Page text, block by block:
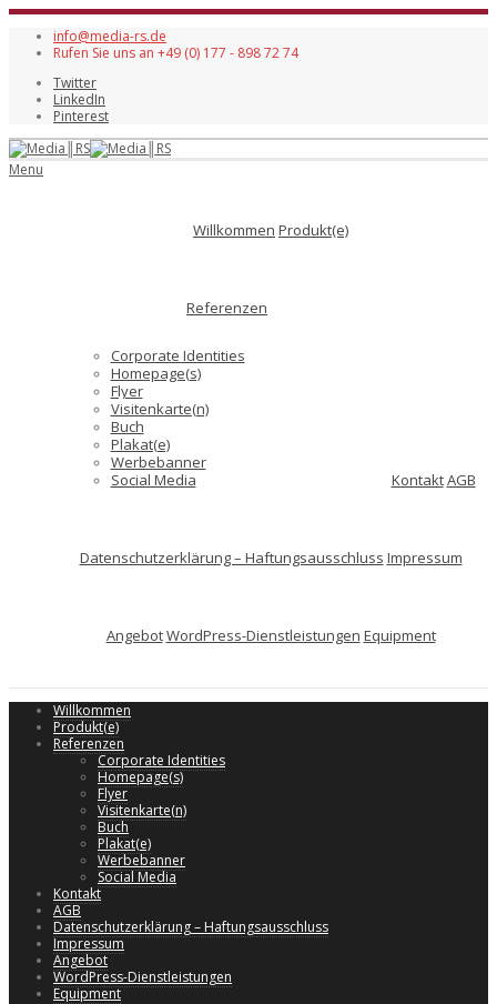
info@media-rs.de
Rufen Sie uns an +49 (0) 177 - 898 72 74
Twitter
LinkedIn
Pinterest
Menu
Willkommen Produkt(e)
Referenzen
Corporate Identities
Homepage(s)
Flyer
Visitenkarte(n)
Buch
Plakat(e)
Werbebanner
Social Media
KontaktAGB
Datenschutzerklärung – Haftungsausschluss Impressum
AngebotWordPress-Dienstleistungen Equipment
Willkommen
Produkt(e)
Referenzen
Corporate Identities
Homepage(s)
Flyer
Visitenkarte(n)
Buch
Plakat(e)
Werbebanner
Social Media
Kontakt
AGB
Datenschutzerklärung – Haftungsausschluss
Impressum
Angebot
WordPress-Dienstleistungen
Equipment